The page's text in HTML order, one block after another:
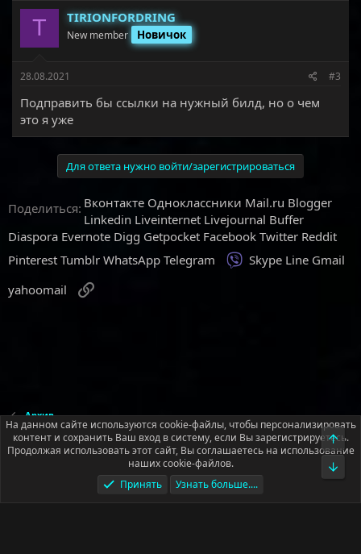
T TIRIONFORDRING
New member Новичок
28.08.2021 #3
Подправить бы ссылки на нужный билд, но о чем
это я уже
Для ответа нужно войти/зарегистрироваться
Поделиться: Вконтакте Одноклассники Mail.ru Blogger
Linkedin Liveinternet Livejournal Buffer
Diaspora Evernote Digg Getpocket Facebook Twitter Reddit
Pinterest Tumblr WhatsApp Telegram Viber
Skype Line Gmail
yahoomail
Архив
Русский (RU)
Условия и правила
Политика конфиденциальности
Помощь
На данном сайте используются cookie-файлы, чтобы персонализировать
контент и сохранить Ваш вход в систему, если Вы зарегистрируетесь.
Продолжая использовать этот сайт, Вы соглашаетесь на использование
наших cookie-файлов.
Принять
Узнать больше....
Верх
Низ